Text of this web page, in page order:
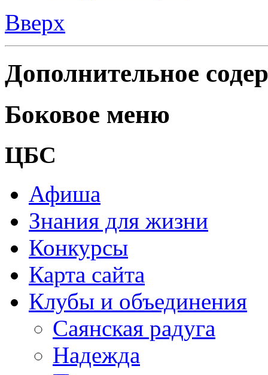
Вверх
Дополнительное
Боковое меню
ЦБС
Афиша
Знания для жизни
Конкурсы
Карта сайта
Клубы и объединения
Саянская радуга
Надежда